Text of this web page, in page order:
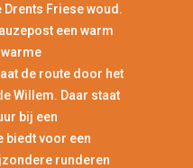
Friese woud.
een warm
de route door het
Willem. Daar staat
bij een
biedt voor een
runderen